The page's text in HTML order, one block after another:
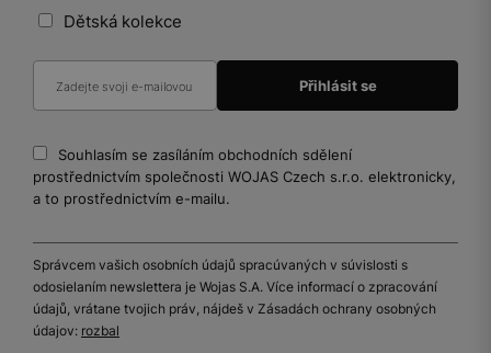
Dětská kolekce
Souhlasím se zasíláním obchodních sdělení
prostřednictvím společnosti WOJAS Czech s.r.o. elektronicky,
a to prostřednictvím e-mailu.
Správcem vašich osobních údajů spracúvaných v súvislosti s
odosielaním newslettera je Wojas S.A. Více informací o zpracování
údajů, vrátane tvojich práv, nájdeš v Zásadách ochrany osobných
údajov: rozbal